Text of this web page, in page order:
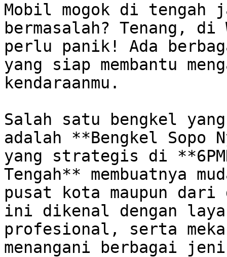
Mobil mogok di
bermasalah? Tenang,
perlu panik! Ada
yang siap membantu
kendaraanmu.
Salah satu bengkel
adalah **Bengkel Sopo
yang strategis di
Tengah** membuatnya
pusat kota maupun dari
ini dikenal dengan
profesional, serta
menangani berbagai